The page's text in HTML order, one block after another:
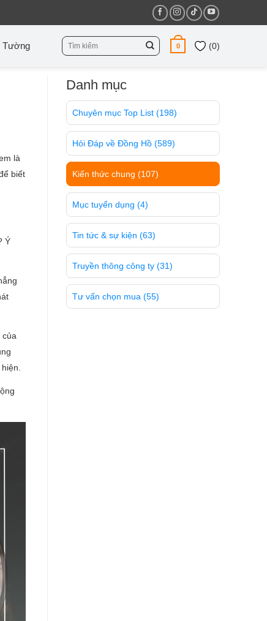
Tường
Tìm
kiếm:
0 (0)
là
biết
Ý
Danh mục
Chuyên mục Top List (198)
Hỏi Đáp về Đồng Hồ (589)
Kiến thức chung (107)
Mục tuyển dụng (4)
Tin tức & sự kiện (63)
Truyền thông công ty (31)
Tư vấn chọn mua (55)